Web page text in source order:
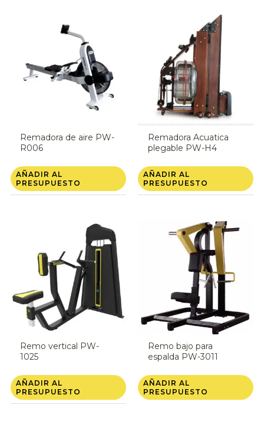
Remadora de aire PW-
R006
AÑADIR AL
PRESUPUESTO
Remadora Acuatica
plegable PW-H4
AÑADIR AL
PRESUPUESTO
Remo vertical PW-
1025
AÑADIR AL
PRESUPUESTO
Remo bajo para
espalda PW-3011
AÑADIR AL
PRESUPUESTO